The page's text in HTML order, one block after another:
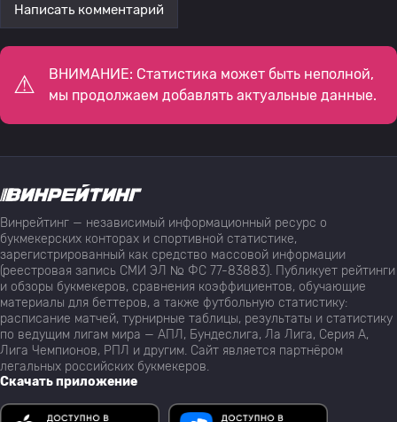
Написать комментарий
ВНИМАНИЕ: Статистика может быть неполной,
мы продолжаем добавлять актуальные данные.
Винрейтинг — независимый информационный ресурс о
букмекерских конторах и спортивной статистике,
зарегистрированный как средство массовой информации
(реестровая запись СМИ ЭЛ № ФС 77-83883). Публикует рейтинги
и обзоры букмекеров, сравнения коэффициентов, обучающие
материалы для беттеров, а также футбольную статистику:
расписание матчей, турнирные таблицы, результаты и статистику
по ведущим лигам мира — АПЛ, Бундеслига, Ла Лига, Серия А,
Лига Чемпионов, РПЛ и другим. Сайт является партнёром
легальных российских букмекеров.
Скачать приложение